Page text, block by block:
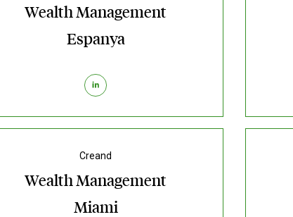
Wealth Management
Espanya
Creand
Wealth Management
Miami